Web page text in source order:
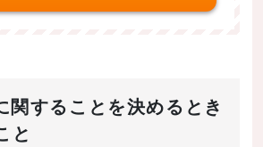
関することを決めるとき
と